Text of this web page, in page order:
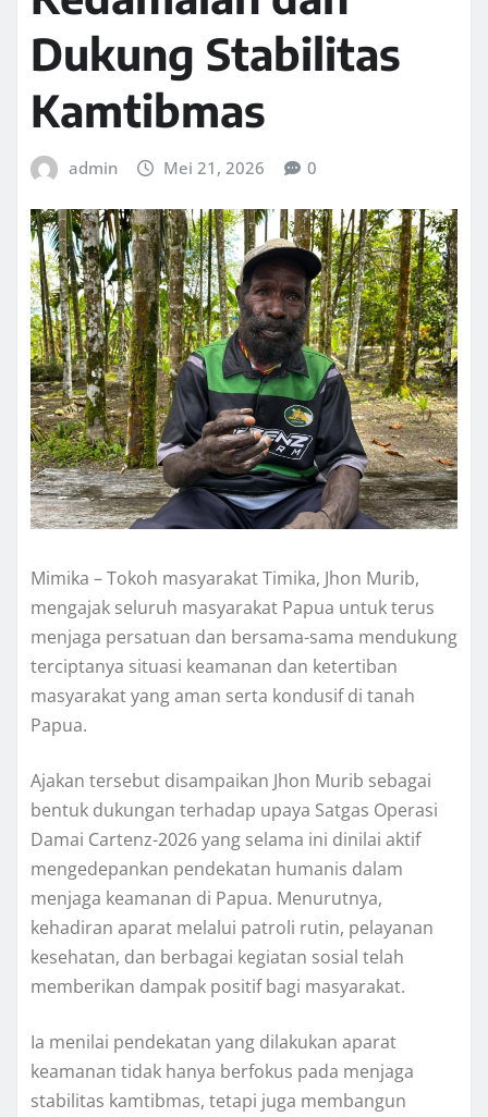
Dukung Stabilitas
Kamtibmas
admin Mei 21, 2026 0
Mimika – Tokoh masyarakat Timika, Jhon Murib,
mengajak seluruh masyarakat Papua untuk terus
menjaga persatuan dan bersama-sama mendukung
terciptanya situasi keamanan dan ketertiban
masyarakat yang aman serta kondusif di tanah
Papua.
Ajakan tersebut disampaikan Jhon Murib sebagai
bentuk dukungan terhadap upaya Satgas Operasi
Damai Cartenz-2026 yang selama ini dinilai aktif
mengedepankan pendekatan humanis dalam
menjaga keamanan di Papua. Menurutnya,
kehadiran aparat melalui patroli rutin, pelayanan
kesehatan, dan berbagai kegiatan sosial telah
memberikan dampak positif bagi masyarakat.
Ia menilai pendekatan yang dilakukan aparat
keamanan tidak hanya berfokus pada menjaga
stabilitas kamtibmas, tetapi juga membangun